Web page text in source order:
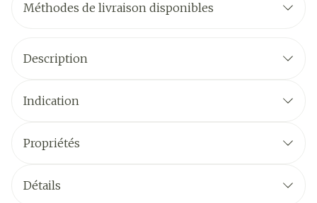
Méthodes de livraison disponibles
Description
Indication
Propriétés
Détails